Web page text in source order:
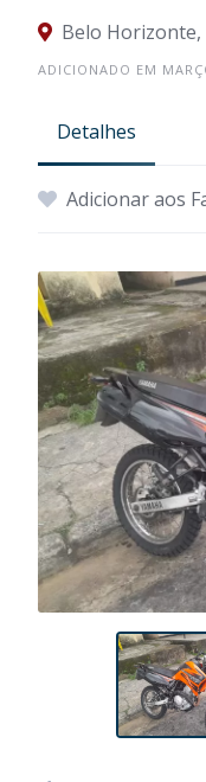
Belo Horizonte,
ADICIONADO EM
Detalhes
Adicionar aos